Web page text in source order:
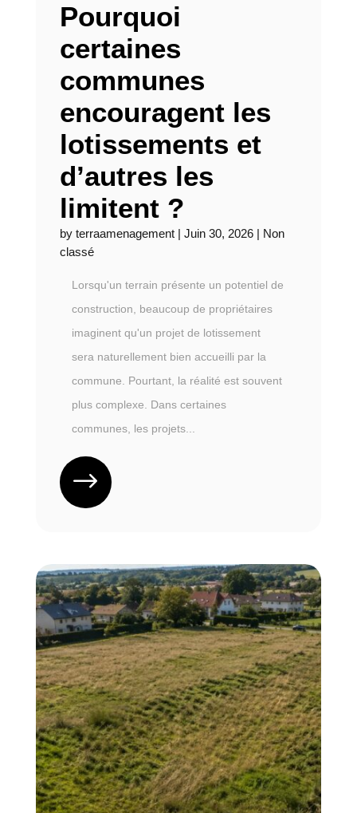
Pourquoi
certaines
communes
encouragent les
lotissements et
d’autres les
limitent ?
by terraamenagement| Juin 30, 2026| Non
classé
Lorsqu'un terrain présente un potentiel de
construction, beaucoup de propriétaires
imaginent qu'un projet de lotissement
sera naturellement bien accueilli par la
commune. Pourtant, la réalité est souvent
plus complexe. Dans certaines
communes, les projets...